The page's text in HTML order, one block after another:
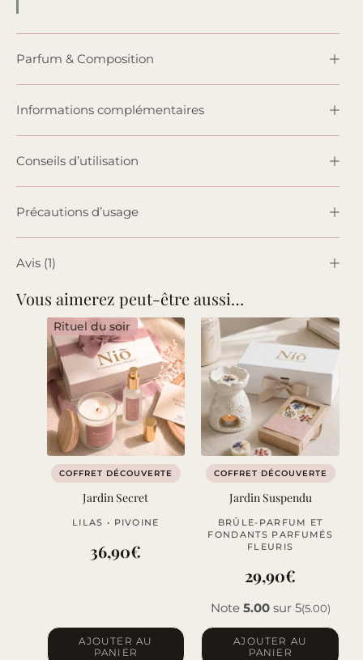
Parfum & Composition
Informations complémentaires
Conseils d’utilisation
Précautions d’usage
Avis (1)
Vous aimerez peut-être aussi…
Rituel du soir
COFFRET DÉCOUVERTE
Jardin Secret
LILAS • PIVOINE
36,90€
AJOUTER AU
PANIER
COFFRET DÉCOUVERTE
Jardin Suspendu
BRÛLE-PARFUM ET
FONDANTS PARFUMÉS
FLEURIS
29,90€
Note 5.00sur 5(5.00)
AJOUTER AU
PANIER